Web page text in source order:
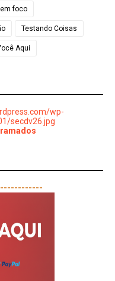
foco
Testando Coisas
Aqui